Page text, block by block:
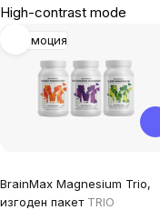
High-contrast mode
Промоция
BrainMax Magnesium Trio,
изгоден пакет TRIO